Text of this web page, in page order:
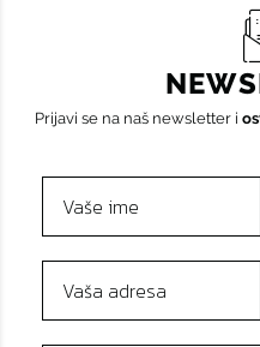
Prijavi se na naš newsletter i